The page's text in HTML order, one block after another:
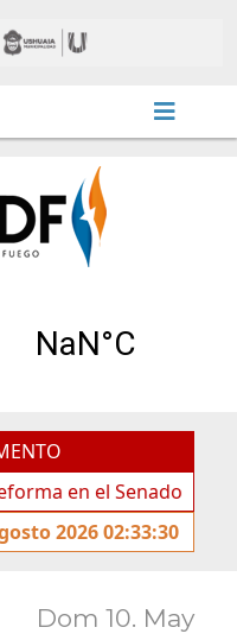
Ideas de
2026 02:33:30
Dom 10. May